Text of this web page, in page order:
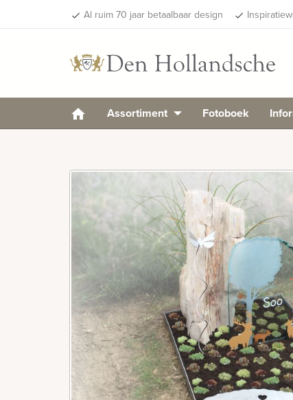
done Al ruim 70 jaar betaalbaar design done
Assortiment Fotoboek